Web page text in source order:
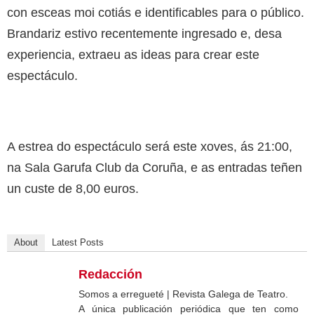
con esceas moi cotiás e identificables para o público.
Brandariz estivo recentemente ingresado e, desa
experiencia, extraeu as ideas para crear este
espectáculo.
A estrea do espectáculo será este xoves, ás 21:00,
na Sala Garufa Club da Coruña, e as entradas teñen
un custe de 8,00 euros.
About Latest Posts
Redacción
Somos a erregueté | Revista Galega de Teatro.
A única publicación periódica que ten como